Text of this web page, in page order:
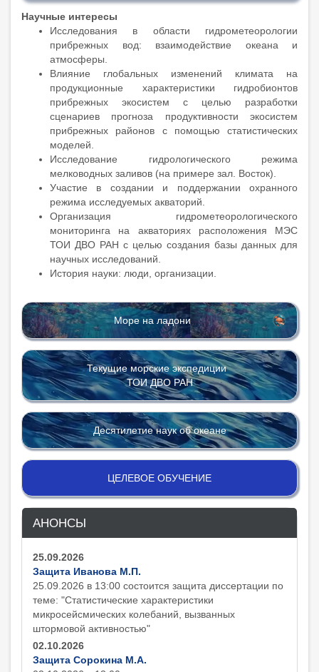
Научные интересы
Исследования в области гидрометеорологии
прибрежных вод: взаимодействие океана и
атмосферы.
Влияние глобальных изменений климата на
продукционные характеристики гидробионтов
прибрежных экосистем с целью разработки
сценариев прогноза продуктивности экосистем
прибрежных районов с помощью статистических
моделей.
Исследование гидрологического режима
мелководных заливов (на примере зал. Восток).
Участие в создании и поддержании охранного
режима исследуемых акваторий.
Организация гидрометеорологического
мониторинга на акваториях расположения МЭС
ТОИ ДВО РАН с целью создания базы данных для
научных исследований.
История науки: люди, организации.
Море на ладони
Текущие морские экспедиции
ТОИ ДВО РАН
Десятилетие наук об океане
ЦЕЛЕВОЕ ОБУЧЕНИЕ
АНОНСЫ
25.09.2026
Защита Иванова М.П.
25.09.2026 в 13:00 состоится защита диcсертации по
теме: "Статистические характеристики
микросейсмических колебаний, вызванных
штормовой активностью"
02.10.2026
Защита Сорокина М.А.